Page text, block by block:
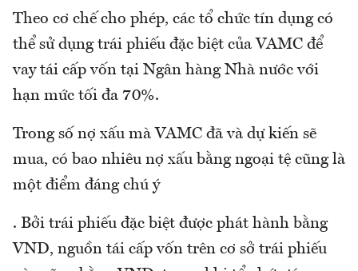
Theo cơ chế cho phép, các tổ chức tín dụng có
thể sử dụng trái phiếu đặc biệt của VAMC để
vay tái cấp vốn tại Ngân hàng Nhà nước với
hạn mức tối đa 70%.
Trong số nợ xấu mà VAMC đã và dự kiến sẽ
mua, có bao nhiêu nợ xấu bằng ngoại tệ cũng là
một điểm đáng chú ý
. Bởi trái phiếu đặc biệt được phát hành bằng
VND, nguồn tái cấp vốn trên cơ sở trái phiếu